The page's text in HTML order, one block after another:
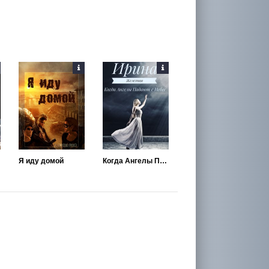
Я иду домой Когда Ангелы Падают с Небес